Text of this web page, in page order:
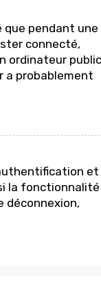
que pendant une
connecté,
ordinateur public
a probablement
et
la fonctionnalité
déconnexion,